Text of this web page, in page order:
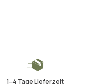
1‒4 Tage Lieferzeit